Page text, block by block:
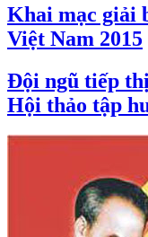
Khai mạc giải
Việt Nam 2015
Đội ngũ tiếp
Hội thảo tập